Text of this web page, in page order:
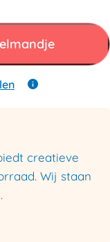
creatieve
Wij staan